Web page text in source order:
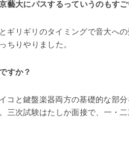
大にパスするっていうのもすご
とギリギリのタイミングで音大へ
ちりやりました。
すか？
コと鍵盤楽器両方の基礎的な部
三次試験はたしか面接で、一・